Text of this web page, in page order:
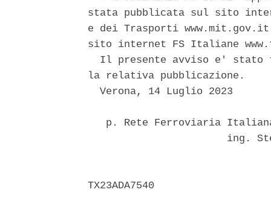
stata pubblicata sul sito
e dei Trasporti
sito internet FS Italiane
Il presente avviso e' stato
la relativa pubblicazione.
  Verona, 14 Luglio 2023
p. Rete Ferroviaria
ing.